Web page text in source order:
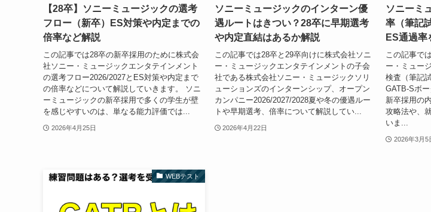
【28卒】ソニーミュージックの選考
フロー（新卒）ES対策や内定までの
倍率など解説
この記事では28卒の新卒採用のために株式会
社ソニー・ミュージックエンタテインメント
の選考フロー2026/2027とES対策や内定まで
の倍率などについて解説していきます。 ソニ
ーミュージックの新卒採用で多くの学生が壁
を感じやすいのは、単なる能力評価では...
2026年4月25日
ソニーミュージックのインターン優
遇ルートはきつい？28卒に早期選考
や内定直結はあるか解説
この記事では28卒と29卒向けに株式会社ソニ
ー・ミュージックエンタテインメントの子会
社である株式会社ソニー・ミュージックソリ
ューションズのインターンシップ、オープン
カンパニー2026/2027/2028夏や冬の優遇ルー
トや早期選考、倍率について解説してい...
2026年4月22日
ソニーミ
率（筆記
ES通過率
この記事で
ー・ミュー
検査（筆記
GATB-Sボ
新卒採用の
攻略法や、
いま...
2026年3月5
WEBテスト